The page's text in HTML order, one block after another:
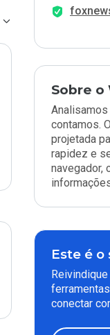
Sobre o
contamos.
projetada
rapidez e
navegador,
Este é o
conectar